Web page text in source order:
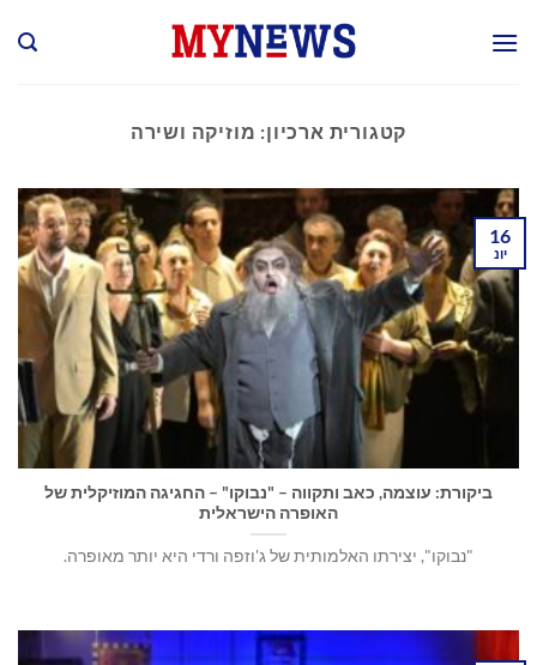
קטגורית ארכיון: מוזיקה ושירה
ביקורת: עוצמה, כאב ותקווה – "נבוקו" – החגיגה המוזיקלית של
האופרה הישראלית
"נבוקו", יצירתו האלמותית של ג'וזפה ורדי היא יותר מאופרה.
16
יונ